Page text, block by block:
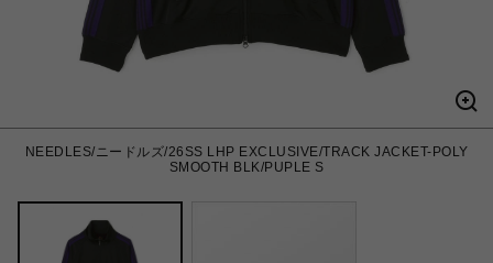
NEEDLES/ニードルズ/26SS LHP EXCLUSIVE/TRACK JACKET-POLY
SMOOTH BLK/PUPLE S